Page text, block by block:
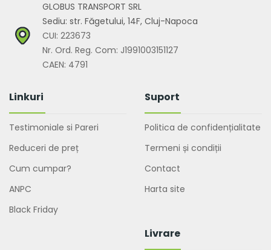
GLOBUS TRANSPORT SRL
Sediu: str. Făgetului, 14F, Cluj-Napoca
CUI: 223673
Nr. Ord. Reg. Com: J1991003151127
CAEN: 4791
Linkuri
Testimoniale si Pareri
Reduceri de preț
Cum cumpar?
ANPC
Black Friday
Suport
Politica de confidențialitate
Termeni și condiții
Contact
Harta site
Livrare